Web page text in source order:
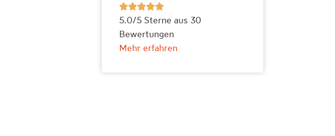

5.0/5 Sterne aus 30
Bewertungen
Mehr erfahren